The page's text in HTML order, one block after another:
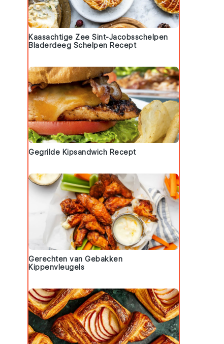
Kaasachtige Zee Sint-Jacobsschelpen
Bladerdeeg Schelpen Recept
Gegrilde Kipsandwich Recept
Gerechten van Gebakken
Kippenvleugels